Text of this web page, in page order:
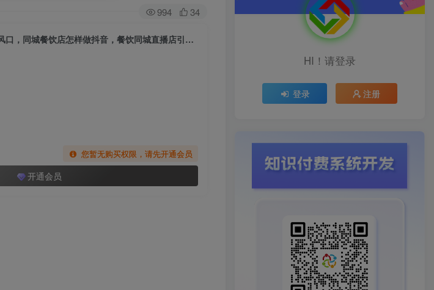
994 34
（5195期）2023最新抖音流量风口，同城餐饮店怎样做抖音，餐饮同城直播店引流方法
您暂无购买权限，请先开通会员
开通会员
HI！请登录
登录 注册